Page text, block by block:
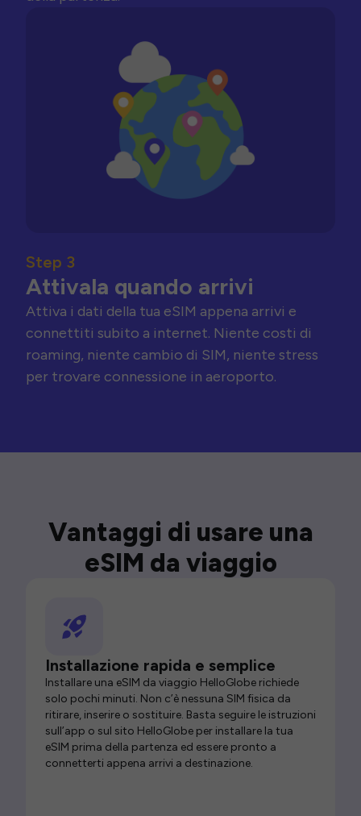
Step 3
Attivala quando arrivi
Attiva i dati della tua eSIM appena arrivi e
connettiti subito a internet. Niente costi di
roaming, niente cambio di SIM, niente stress
per trovare connessione in aeroporto.
Vantaggi di usare una
eSIM da viaggio
Installazione rapida e semplice
Installare una eSIM da viaggio HelloGlobe richiede
solo pochi minuti. Non c’è nessuna SIM fisica da
ritirare, inserire o sostituire. Basta seguire le istruzioni
sull’app o sul sito HelloGlobe per installare la tua
eSIM prima della partenza ed essere pronto a
connetterti appena arrivi a destinazione.